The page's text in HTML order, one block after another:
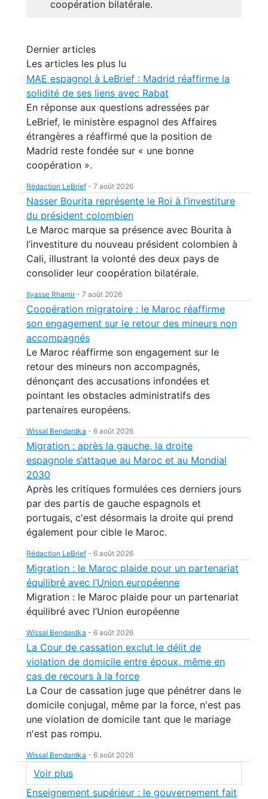
coopération bilatérale.
Dernier articles
Les articles les plus lu
MAE espagnol à LeBrief : Madrid réaffirme la
solidité de ses liens avec Rabat
En réponse aux questions adressées par
LeBrief, le ministère espagnol des Affaires
étrangères a réaffirmé que la position de
Madrid reste fondée sur « une bonne
coopération ».
Rédaction LeBrief - 7 août 2026
Nasser Bourita représente le Roi à l’investiture
du président colombien
Le Maroc marque sa présence avec Bourita à
l’investiture du nouveau président colombien à
Cali, illustrant la volonté des deux pays de
consolider leur coopération bilatérale.
Ilyasse Rhamir- 7 août 2026
Coopération migratoire : le Maroc réaffirme
son engagement sur le retour des mineurs non
accompagnés
Le Maroc réaffirme son engagement sur le
retour des mineurs non accompagnés,
dénonçant des accusations infondées et
pointant les obstacles administratifs des
partenaires européens.
Wissal Bendardka - 6 août 2026
Migration : après la gauche, la droite
espagnole s’attaque au Maroc et au Mondial
2030
Après les critiques formulées ces derniers jours
par des partis de gauche espagnols et
portugais, c'est désormais la droite qui prend
également pour cible le Maroc.
Rédaction LeBrief - 6 août 2026
Migration : le Maroc plaide pour un partenariat
équilibré avec l’Union européenne
Migration : le Maroc plaide pour un partenariat
équilibré avec l’Union européenne
Wissal Bendardka - 6 août 2026
La Cour de cassation exclut le délit de
violation de domicile entre époux, même en
cas de recours à la force
La Cour de cassation juge que pénétrer dans le
domicile conjugal, même par la force, n'est pas
une violation de domicile tant que le mariage
n'est pas rompu.
Wissal Bendardka - 6 août 2026
Voir plus
Enseignement supérieur : le gouvernement fait